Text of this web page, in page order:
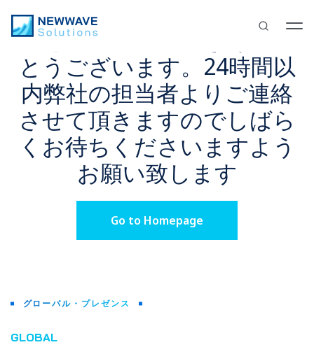
Newwave Solutions
にご関
心を寄せていただきありが
とうございます。24時間以
内弊社の担当者よりご連絡
させて頂きますのでしばら
くお待ちくださいますよう
お願い致します
Go to Homepage
グローバル・プレゼンス
GLOBAL